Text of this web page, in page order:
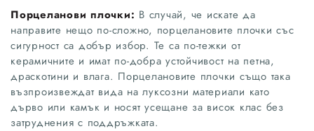
Порцеланови плочки: В случай, че искате да
направите нещо по-сложно, порцелановите плочки със
сигурност са добър избор. Те са по-тежки от
керамичните и имат по-добра устойчивост на петна,
драскотини и влага. Порцелановите плочки също така
възпроизвеждат вида на луксозни материали като
дърво или камък и носят усещане за висок клас без
затруднения с поддръжката.